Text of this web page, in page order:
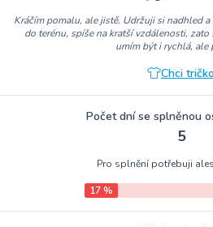
Kráčím pomalu, ale jistě. Udržuji si nadhled
do terénu, spíše na kratší vzdálenosti,
umím být i rychlá, ale
Chci
Počet dní se splněnou
5
Pro splnění potřebuji
17 %